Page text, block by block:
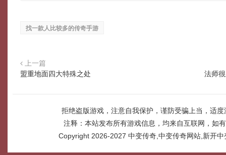
找一款人比较多的传奇手游
上一篇
盟重地面四大特殊之处
法师
拒绝盗版游戏，注意自我保护，谨防受骗上当，适
注释：本站发布所有游戏信息，均来自互联网，如
Copyright 2026-2027 中变传奇,中变传奇网站,新开